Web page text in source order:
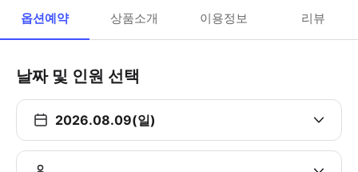
옵션예약 상품소개 이용정보 리뷰
날짜 및 인원 선택
2026.08.09(일)